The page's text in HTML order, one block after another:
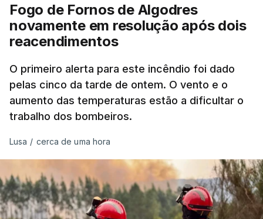
crianças", acrescentou.
António José Seguro mostrou dúvidas sobre se é
ERRO100
ESTE CONTEÚDO ESTÁ NESTE
MOMENTO INDISPONÍVEL
Fogo de Fornos de Algodres
novamente em resolução após dois
reacendimentos
O primeiro alerta para este incêndio foi dado
pelas cinco da tarde de ontem. O vento e o
aumento das temperaturas estão a dificultar o
trabalho dos bombeiros.
Lusa / cerca de uma hora